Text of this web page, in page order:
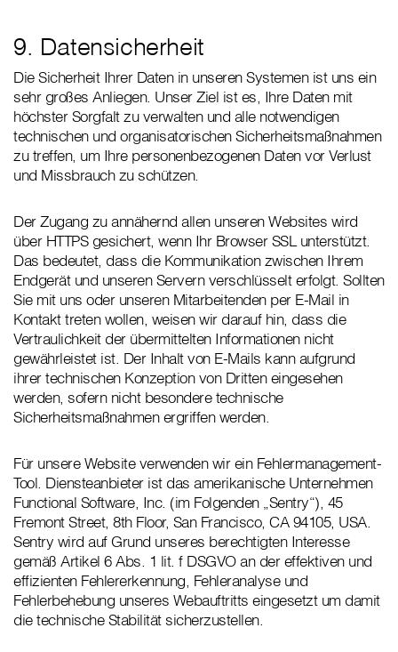
9. Datensicherheit
Die Sicherheit Ihrer Daten in unseren Systemen ist uns ein
sehr großes Anliegen. Unser Ziel ist es, Ihre Daten mit
höchster Sorgfalt zu verwalten und alle notwendigen
technischen und organisatorischen Sicherheitsmaßnahmen
zu treffen, um Ihre personenbezogenen Daten vor Verlust
und Missbrauch zu schützen.
Der Zugang zu annähernd allen unseren Websites wird
über HTTPS gesichert, wenn Ihr Browser SSL unterstützt.
Das bedeutet, dass die Kommunikation zwischen Ihrem
Endgerät und unseren Servern verschlüsselt erfolgt. Sollten
Sie mit uns oder unseren Mitarbeitenden per E-Mail in
Kontakt treten wollen, weisen wir darauf hin, dass die
Vertraulichkeit der übermittelten Informationen nicht
gewährleistet ist. Der Inhalt von E-Mails kann aufgrund
ihrer technischen Konzeption von Dritten eingesehen
werden, sofern nicht besondere technische
Sicherheitsmaßnahmen ergriffen werden.
Für unsere Website verwenden wir ein Fehlermanagement-
Tool. Diensteanbieter ist das amerikanische Unternehmen
Functional Software, Inc. (im Folgenden „Sentry“), 45
Fremont Street, 8th Floor, San Francisco, CA 94105, USA.
Sentry wird auf Grund unseres berechtigten Interesse
gemäß Artikel 6 Abs. 1 lit. f DSGVO an der effektiven und
effizienten Fehlererkennung, Fehleranalyse und
Fehlerbehebung unseres Webauftritts eingesetzt um damit
die technische Stabilität sicherzustellen.